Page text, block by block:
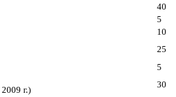
40
5
10
25
5
г.)
30